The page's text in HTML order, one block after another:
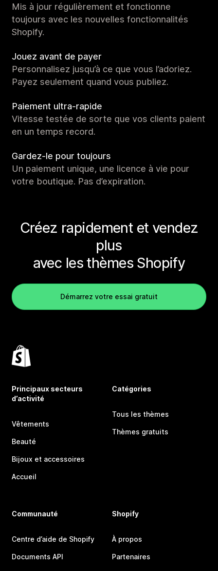
Mis à jour régulièrement et fonctionne
toujours avec les nouvelles fonctionnalités
Shopify.
Jouez avant de payer
Personnalisez jusqu’à ce que vous l’adoriez.
Payez seulement quand vous publiez.
Paiement ultra-rapide
Vitesse testée de sorte que vos clients paient
en un temps record.
Gardez-le pour toujours
Un paiement unique, une licence à vie pour
votre boutique. Pas d’expiration.
Créez rapidement et vendez
plus
avec les thèmes Shopify
Démarrez votre essai gratuit
Principaux secteurs
d’activité
Vêtements
Beauté
Bijoux et accessoires
Accueil
Catégories
Tous les thèmes
Thèmes gratuits
Communauté
Centre d’aide de Shopify
Documents API
Shopify
À propos
Partenaires